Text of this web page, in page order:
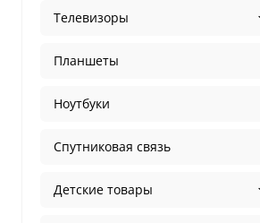
natural titanium
navy
Noir Deployment Buckle
Pink
rose gold
Телевизоры
Планшеты
Ноутбуки
Спутниковая связь
Детские товары